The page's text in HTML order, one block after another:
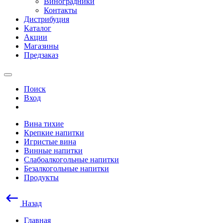
Контакты
Дистрибуция
Каталог
Акции
Магазины
Предзаказ
Поиск
Вход
Вина тихие
Крепкие напитки
Игристые вина
Винные напитки
Слабоалкогольные напитки
Безалкогольные напитки
Продукты
Назад
Главная